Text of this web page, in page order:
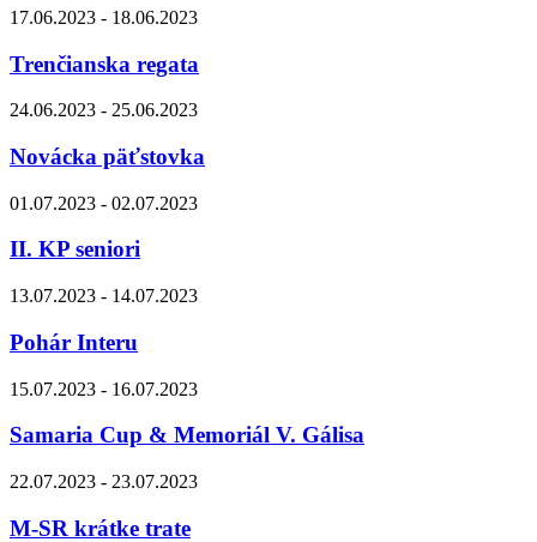
17.06.2023 - 18.06.2023
Trenčianska regata
24.06.2023 - 25.06.2023
Novácka päťstovka
01.07.2023 - 02.07.2023
II. KP seniori
13.07.2023 - 14.07.2023
Pohár Interu
15.07.2023 - 16.07.2023
Samaria Cup & Memoriál V. Gálisa
22.07.2023 - 23.07.2023
M-SR krátke trate